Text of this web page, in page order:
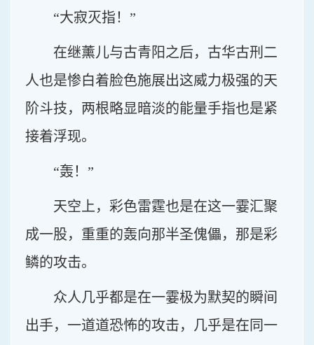
“大寂灭指！”
在继薰儿与古青阳之后，古华古刑二
人也是惨白着脸色施展出这威力极强的天
阶斗技，两根略显暗淡的能量手指也是紧
接着浮现。
“轰！”
天空上，彩色雷霆也是在这一霎汇聚
成一股，重重的轰向那半圣傀儡，那是彩
鳞的攻击。
众人几乎都是在一霎极为默契的瞬间
出手，一道道恐怖的攻击，几乎是在同一